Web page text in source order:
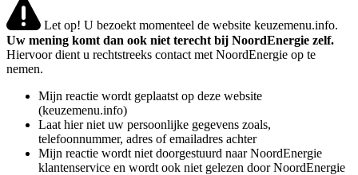
Let op! U bezoekt momenteel de website keuzemenu.info.
Uw mening komt dan ook niet terecht bij NoordEnergie zelf.
Hiervoor dient u rechtstreeks contact met NoordEnergie op te
nemen.
Mijn reactie wordt geplaatst op deze website
(keuzemenu.info)
Laat hier niet uw persoonlijke gegevens zoals,
telefoonnummer, adres of emailadres achter
Mijn reactie wordt niet doorgestuurd naar NoordEnergie
klantenservice en wordt ook niet gelezen door NoordEnergie